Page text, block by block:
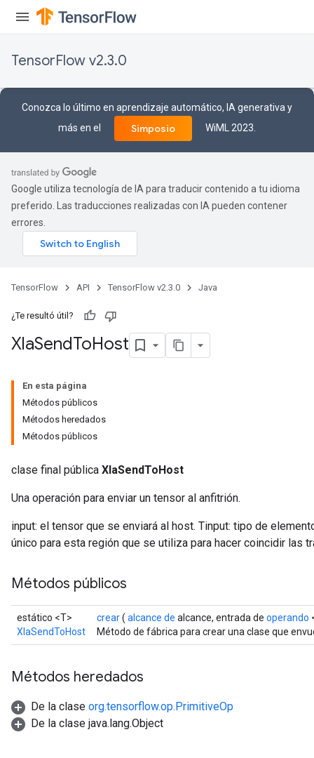
TensorFlow v2.3.0
Conozca lo último en aprendizaje automático, IA generativa y
más en el
Simposio WiML 2023.
Google utiliza tecnología de IA para traducir contenido a tu idioma
preferido. Las traducciones realizadas con IA pueden contener
errores.
TensorFlow API TensorFlow v2.3.0 Java
¿Te resultó útil?
XlaSendToHost
En esta página
Métodos públicos
Métodos heredados
Métodos públicos
clase final pública XlaSendToHost
Una operación para enviar un tensor al anfitrión.
input: el tensor que se enviará al host. Tinput: tipo de
único para esta región que se utiliza para hacer coincidir las
Métodos públicos
estático <T>
XlaSendToHost
crear( alcance de alcance, entrada de operando
Método de fábrica para crear una clase que
Métodos heredados
De la clase org.tensorflow.op.PrimitiveOp
De la clase java.lang.Object